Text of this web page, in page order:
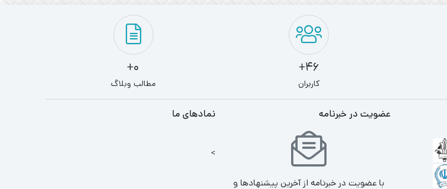
46+
کاربران
0+
مطالب وبلاگ
عضویت در خبرنامه
با عضویت در خبرنامه از آخرین پیشنهادها و
نمادهای ما
>